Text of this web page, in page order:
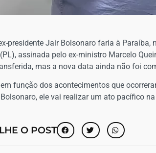
presidente Jair Bolsonaro faria à
assinada pelo ex-ministro Marcelo
mas a nova data ainda não foi
função dos acontecimentos que
ele vai realizar um ato pacífico
O POST